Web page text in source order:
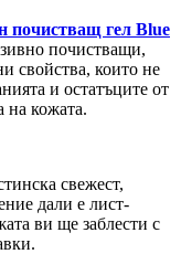
почистващ гел Blue
почистващи,
свойства, които не
и остатъците от
на кожата.
свежест,
дали е лист-
ви ще заблести с